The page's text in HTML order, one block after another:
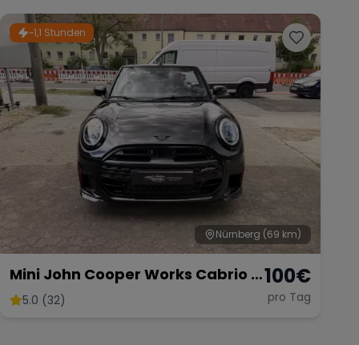
~1,1 Stunden
Nürnberg (69 km)
Mini John Cooper Works Cabrio –
Fahrspaß Offenes Verdeck
5.0 (32)
100€
pro Tag